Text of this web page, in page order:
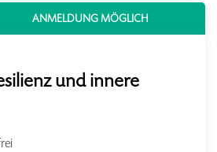
ANMELDUNG MÖGLICH
und innere